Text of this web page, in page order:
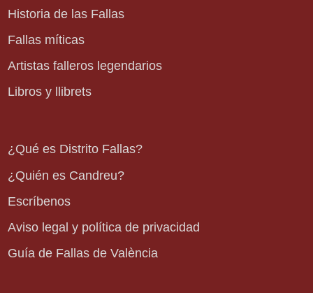
Historia de las Fallas
Fallas míticas
Artistas falleros legendarios
Libros y llibrets
¿Qué es Distrito Fallas?
¿Quién es Candreu?
Escríbenos
Aviso legal y política de privacidad
Guía de Fallas de València